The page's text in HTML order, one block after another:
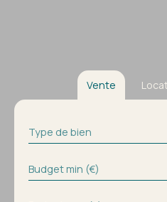
Vente
Type de bien
Budget min (€)